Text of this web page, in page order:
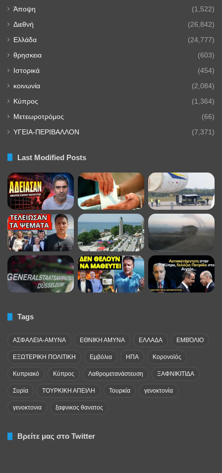
Άποψη (1,522)
Διεθνή (26,842)
Ελλάδα (24,777)
θρησκεια (603)
Ιστορικά (454)
κοινωνία (2,084)
Κύπρος (1,364)
Μετεωροτρόμος (66)
ΥΓΕΙΑ-ΠΕΡΙΒΑΛΛΟΝ (7,371)
Last Modified Posts
Tags
ΑΣΦΑΛΕΙΑ-ΑΜΥΝΑ ΕΘΝΙΚΗ ΑΜΥΝΑ ΕΛΛΑΔΑ ΕΜΒΌΛΙΟ
ΕΞΩΤΕΡΙΚΗ ΠΟΛΙΤΙΚΗ Εμβόλια ΗΠΑ Κορονοϊός
Κυπριακό Κύπρος Λαθρομετανάστευση ΞΑΦΝΙΚΙΤΙΔΑ
Συρία ΤΟΥΡΚΙΚΗ ΑΠΕΙΛΗ Τουρκία γενοκτονία
γενοκτονια ξαφνικος θανατος
Βρείτε μας στο Twitter